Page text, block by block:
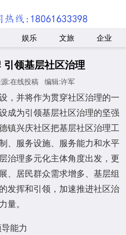
娱乐 文旅 企业
领基层社区治理
:在线投稿 编辑:许军
，并将作为贯穿社区治理的一
成为引领基层社区治理的坚强
镇兴庆社区把基层社区治理工
、服务设施、服务能力和水平
治理多元化主体角度出发，更
、居民群众需求增多、基层组
发挥和引领，加速推进社区治
量。
能力